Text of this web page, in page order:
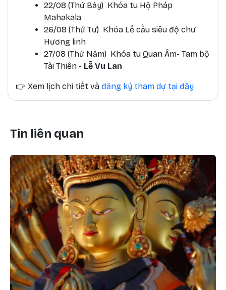
22/08 (Thứ Bảy) Khóa tu Hộ Pháp
Mahakala
26/08 (Thứ Tư) Khóa Lễ cầu siêu độ chư
Hương linh
27/08 (Thứ Năm) Khóa tu Quan Âm- Tam bộ
Tài Thiên - Lễ Vu Lan
👉 Xem lịch chi tiết và đăng ký tham dự tại đây
Tin liên quan